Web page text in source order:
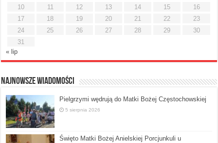
10
11 12 13 14 15
16
17
18 19 20 21 22
23
24
25 26 27 28 29
30
31
« lip
Najnowsze Wiadomości
Pielgrzymi wędrują do Matki Bożej Częstochowskiej
5 sierpnia 2026
Święto Matki Bożej Anielskiej Porcjunkuli u